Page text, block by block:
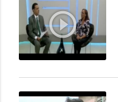
play_circle_outline